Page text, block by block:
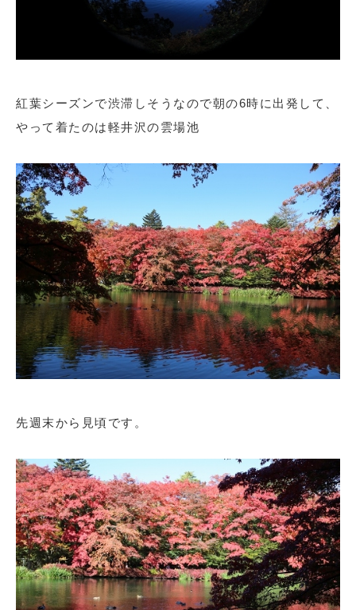
紅葉シーズンで渋滞しそうなので朝の6時に出発して、
やって着たのは軽井沢の雲場池
先週末から見頃です。